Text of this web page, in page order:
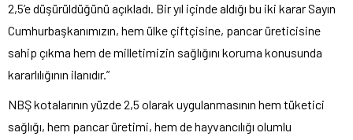
2,5’e düşürüldüğünü açıkladı. Bir yıl içinde aldığı bu iki karar Sayın
Cumhurbaşkanımızın, hem ülke çiftçisine, pancar üreticisine
sahip çıkma hem de milletimizin sağlığını koruma konusunda
kararlılığının ilanıdır.”
NBŞ kotalarının yüzde 2,5 olarak uygulanmasının hem tüketici
sağlığı, hem pancar üretimi, hem de hayvancılığı olumlu